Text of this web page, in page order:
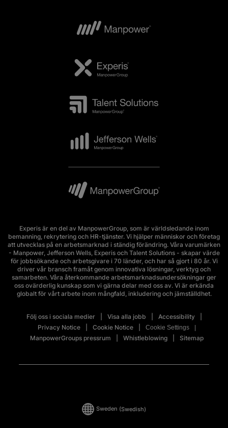
Experis är en del av ManpowerGroup, som är världsledande inom
bemanning, rekrytering och HR-tjänster. Vi hjälper människor och företag
att utvecklas på en arbetsmarknad i ständig förändring. Våra varumärken
- Manpower, Jefferson Wells, Experis och Talent Solutions - skapar värde
för jobbsökande och arbetsgivare i 70 länder, och har så gjort i 80 år. Vi
driver vår bransch framåt genom innovativa lösningar, verktyg och
samarbeten. Våra återkommande arbetsmarknadsundersökningar ger
oss ovärderlig kunskap som vi gärna delar med oss av. Vi är erkända
globalt för vårt arbete inom mångfald, inkludering och jämställdhet.
Följ oss i sociala medier Visa alla jobb
Accessibility
Privacy Notice
Cookie Notice Cookie Settings
ManpowerGroups pressrum Whistleblowing Sitemap
Sweden (Swedish)